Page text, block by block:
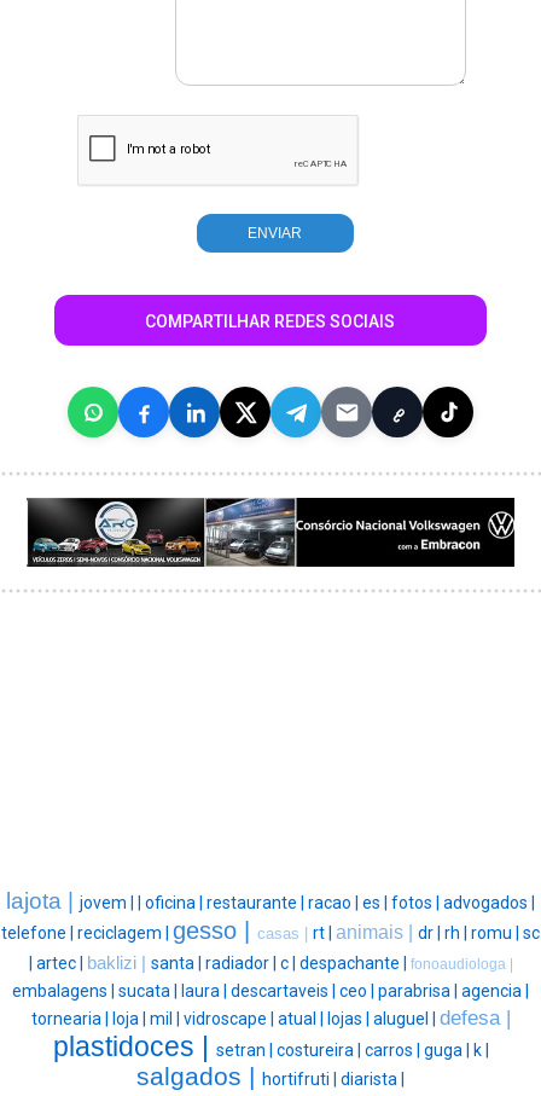
COMPARTILHAR REDES SOCIAIS
lajota | jovem | oficina | restaurante | racao | es | fotos | advogados |
telefone | reciclagem | gesso | casas | rt | animais | dr | rh | romu | sc
artec | baklizi | santa | radiador | c | despachante | fonoaudiologa |
embalagens | sucata | laura | descartaveis | ceo | parabrisa | agencia |
tornearia |
loja | mil | vidroscape | atual | lojas | aluguel | defesa |
plastidoces | setran | costureira | carros | guga | k |
salgados | hortifruti | diarista |